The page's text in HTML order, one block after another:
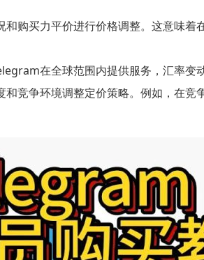
购买力平价进行价格调整。这意味
在全球范围内提供服务，汇率变
和竞争环境调整定价策略。例如，在